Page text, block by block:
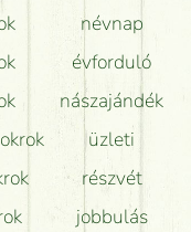
névnap
évforduló
nászajándék
üzleti
részvét
jobbulás